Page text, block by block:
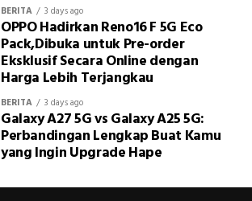
BERITA 3 days ago
OPPO Hadirkan Reno16 F 5G Eco
Pack,Dibuka untuk Pre-order
Eksklusif Secara Online dengan
Harga Lebih Terjangkau
BERITA 3 days ago
Galaxy A27 5G vs Galaxy A25 5G:
Perbandingan Lengkap Buat Kamu
yang Ingin Upgrade Hape